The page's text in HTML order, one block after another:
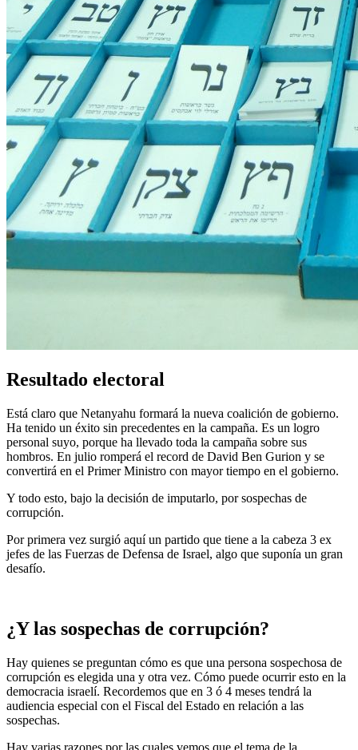
Resultado electoral
Está claro que Netanyahu formará la nueva coalición de gobierno.
Ha tenido un éxito sin precedentes en la campaña. Es un logro
personal suyo, porque ha llevado toda la campaña sobre sus
hombros. En julio romperá el record de David Ben Gurion y se
convertirá en el Primer Ministro con mayor tiempo en el gobierno.
Y todo esto, bajo la decisión de imputarlo, por sospechas de
corrupción.
Por primera vez surgió aquí un partido que tiene a la cabeza 3 ex
jefes de las Fuerzas de Defensa de Israel, algo que suponía un gran
desafío.
¿Y las sospechas de corrupción?
Hay quienes se preguntan cómo es que una persona sospechosa de
corrupción es elegida una y otra vez. Cómo puede ocurrir esto en la
democracia israelí. Recordemos que en 3 ó 4 meses tendrá la
audiencia especial con el Fiscal del Estado en relación a las
sospechas.